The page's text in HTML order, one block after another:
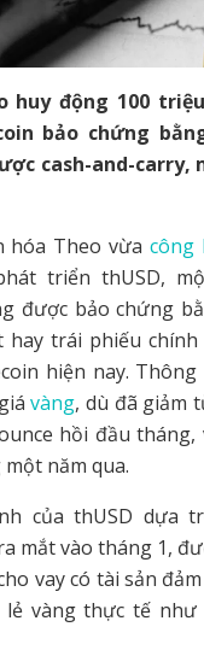
huy động 100
bảo chứng
cash-and-carry,
hóa Theo vừa công
triển thUSD,
được bảo chứng
hay trái phiếu
hiện nay.
vàng, dù đã giảm
hồi đầu
năm qua.
của thUSD dựa
mắt vào tháng 1,
vay có tài sản
lẻ vàng thực tế như